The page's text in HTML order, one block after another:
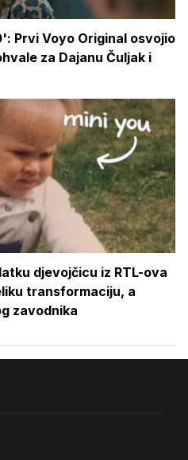
Prvi Voyo Original osvojio
za Dajanu Čuljak i
djevojčicu iz RTL-ova
transformaciju, a
zavodnika